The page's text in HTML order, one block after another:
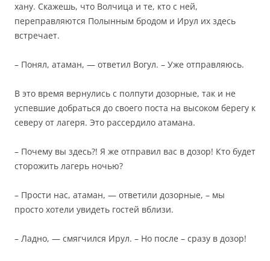
хану. Скажешь, что Волчица и те, кто с ней,
переправляются Полынным бродом и Ирул их здесь
встречает.
– Понял, атаман, — ответил Вогул. – Уже отправляюсь.
В это время вернулись с полпути дозорные, так и не
успевшие добраться до своего поста на высоком берегу к
северу от лагеря. Это рассердило атамана.
– Почему вы здесь?! Я же отправил вас в дозор! Кто будет
сторожить лагерь ночью?
– Прости нас, атаман, — ответили дозорные, – мы
просто хотели увидеть гостей вблизи.
– Ладно, — смягчился Ирул. – Но после – сразу в дозор!